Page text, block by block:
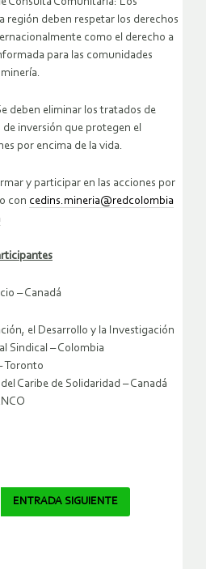
región deben respetar los derechos
como el derecho a
para las comunidades
deben eliminar los tratados de
inversión que protegen el
por encima de la vida.
y participar en las acciones por
con cedins.mineria@redcolombia
– Canadá
el Desarrollo y la Investigación
Sindical – Colombia
Toronto
Caribe de Solidaridad – Canadá
ENTRADA SIGUIENTE